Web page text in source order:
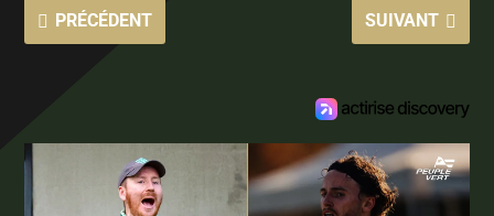
PRÉCÉDENT SUIVANT